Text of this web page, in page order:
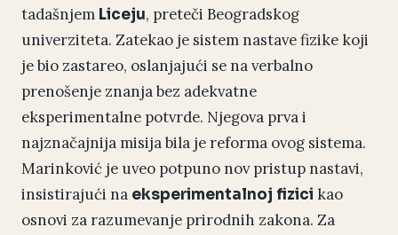
tadašnjem Liceju, preteči Beogradskog
univerziteta. Zatekao je sistem nastave fizike koji
je bio zastareo, oslanjajući se na verbalno
prenošenje znanja bez adekvatne
eksperimentalne potvrde. Njegova prva i
najznačajnija misija bila je reforma ovog sistema.
Marinković je uveo potpuno nov pristup nastavi,
insistirajući na eksperimentalnoj fizici kao
osnovi za razumevanje prirodnih zakona. Za